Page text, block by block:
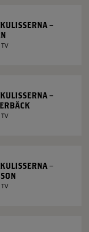
–
TV
–
TV
–
TV